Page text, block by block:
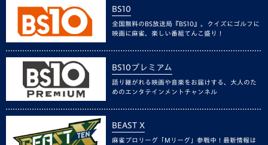
BS10
全国無料のBS放送局『BS10』。クイズにゴルフに
映画に麻雀、楽しい番組てんこ盛り！
BS10プレミアム
語り継がれる映画や音楽をお届けする、大人のた
めのエンタテインメントチャンネル
BEAST X
麻雀プロリーグ「Mリーグ」参戦中！最新情報は